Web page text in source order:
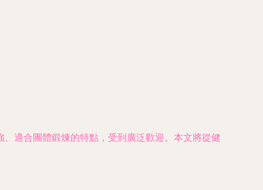
適合團體鍛煉的特點，受到廣泛歡迎。本文將從健